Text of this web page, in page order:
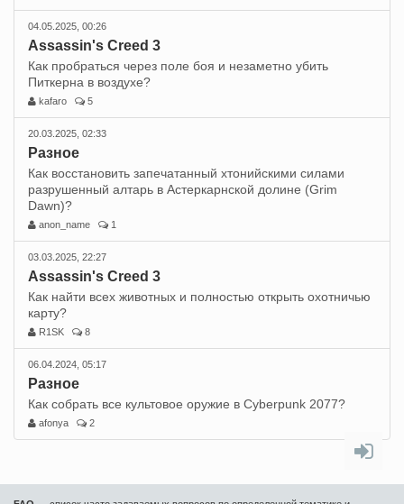
04.05.2025, 00:26
Assassin's Creed 3
Как пробраться через поле боя и незаметно убить
Питкерна в воздухе?
kafaro 5
20.03.2025, 02:33
Разное
Как восстановить запечатанный хтонийскими силами
разрушенный алтарь в Астеркарнской долине (Grim
Dawn)?
anon_name 1
03.03.2025, 22:27
Assassin's Creed 3
Как найти всех животных и полностью открыть охотничью
карту?
R1SK 8
06.04.2024, 05:17
Разное
Как собрать все культовое оружие в Cyberpunk 2077?
afonya 2